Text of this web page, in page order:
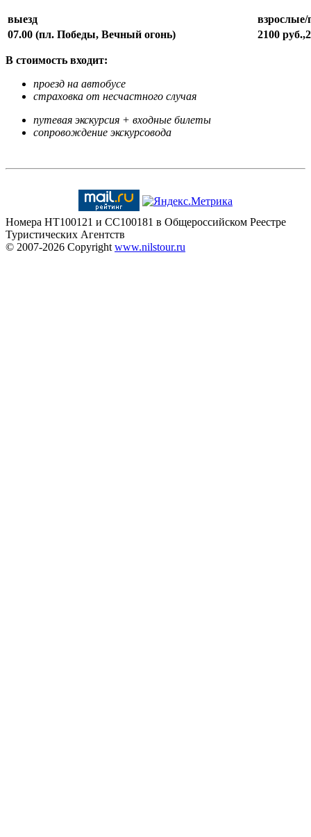
выезд
взрослые/
07.00 (пл. Победы, Вечный огонь)
2100
В стоимость входит:
проезд на автобусе
страховка от несчастного случая
путевая экскурсия + входные билеты
сопровождение экскурсовода
Номера HT100121 и CC100181 в Общероссийском Реестре
Туристических Агентств
© 2007-2026 Copyright www.nilstour.ru